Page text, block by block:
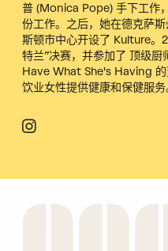
普 (Monica Pope) 手下工作
份工作。之后，她在德克萨
斯顿市中心开设了 Kulture。
特兰”决赛，并参加了 顶级厨
Have What She's Having
饮业女性提供健康和保健服务